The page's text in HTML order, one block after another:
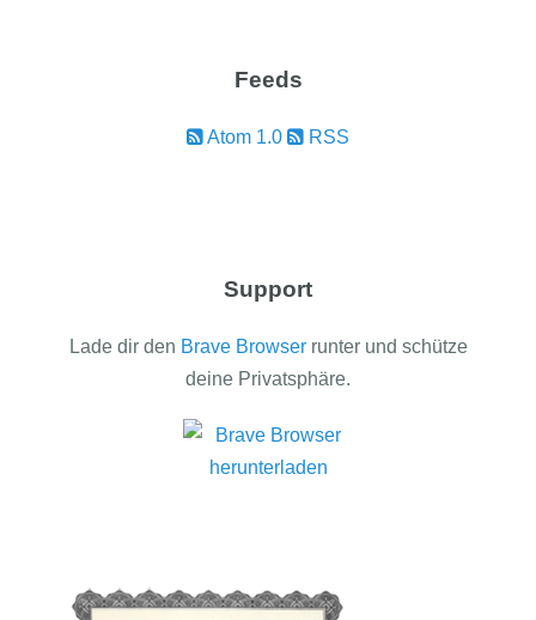
Feeds
Atom 1.0 RSS
Support
Lade dir den Brave Browserrunter und schütze
deine Privatsphäre.